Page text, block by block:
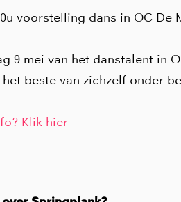
voorstelling dans in OC De
9 mei van het danstalent in
beste van zichzelf onder
Klik hier